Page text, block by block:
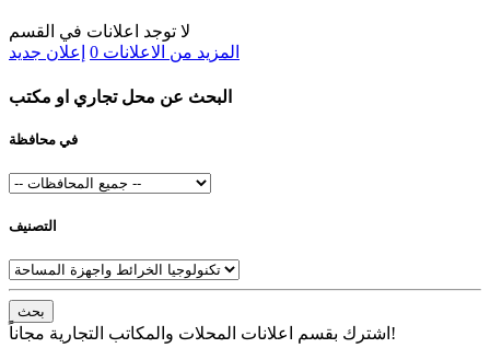
لا توجد اعلانات في القسم
المزيد من الاعلانات 0 إعلان جديد
البحث عن محل تجاري او مكتب
في محافظة
التصنيف
بحث
اشترك بقسم اعلانات المحلات والمكاتب التجارية مجاناً!